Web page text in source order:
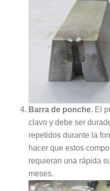
Barra de ponche. El
clavo y debe ser
repetidos durante la
hacer que estos
requieran una rápida
meses.